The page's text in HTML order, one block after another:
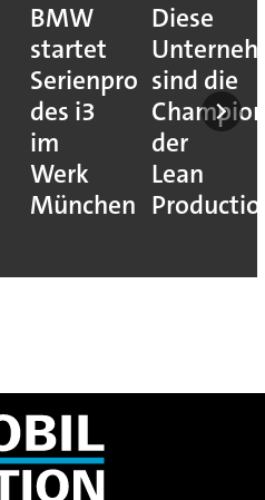
BMW
startet
Serienproduktion
des i3
im
Werk
München
Diese
sind die
der
Lean